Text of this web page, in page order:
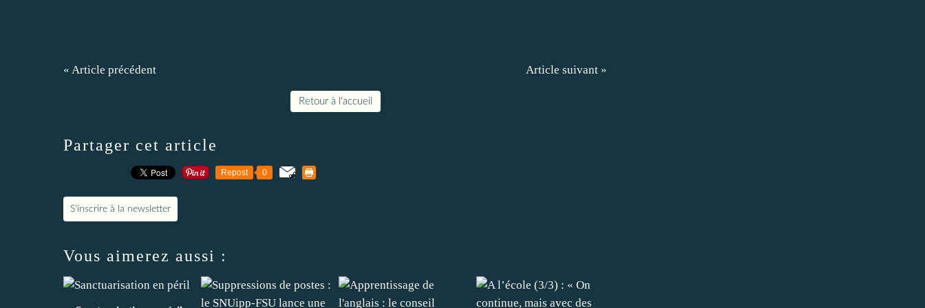
« Article précédent Article suivant »
Retour à l'accueil
Partager cet article
Repost 0
S'inscrire à la newsletter
Vous aimerez aussi :